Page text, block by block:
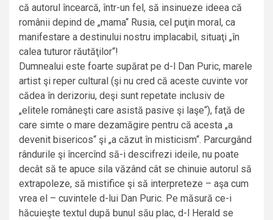
că autorul încearcă, într-un fel, să insinueze ideea că
românii depind de „mama“ Rusia, cel puţin moral, ca
manifestare a destinului nostru implacabil, situaţi „în
calea tuturor răutăţilor“!
Dumnealui este foarte supărat pe d-l Dan Puric, marele
artist şi reper cultural (şi nu cred că aceste cuvinte vor
cădea în derizoriu, deşi sunt repetate inclusiv de
„elitele româneşti care asistă pasive şi laşe“), faţă de
care simte o mare dezamăgire pentru că acesta „a
devenit bisericos“ şi „a căzut în misticism“. Parcurgând
rândurile şi încercînd să-i descifrezi ideile, nu poate
decât să te apuce sila văzând cât se chinuie autorul să
extrapoleze, să mistifice şi să interpreteze – aşa cum
vrea el – cuvintele d-lui Dan Puric. Pe măsură ce-i
hăcuieşte textul după bunul său plac, d-l Herald se